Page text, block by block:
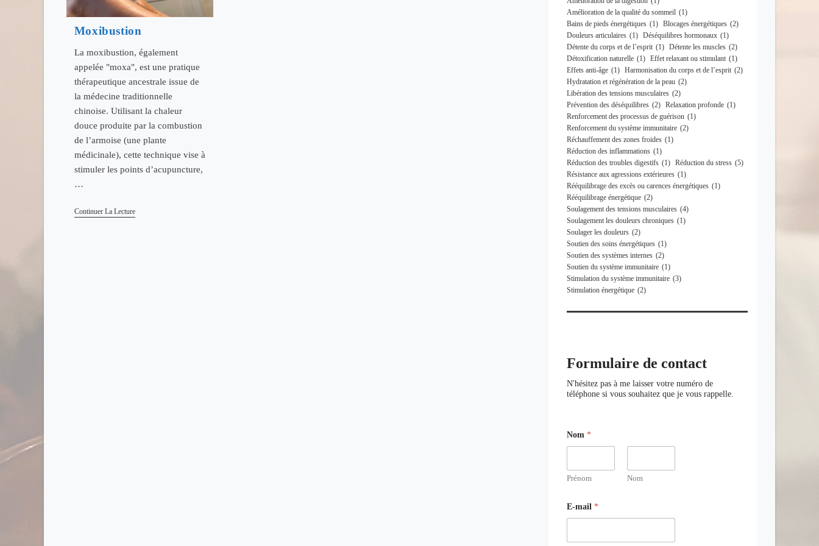
Moxibustion
La moxibustion, également
appelée "moxa", est une pratique
thérapeutique ancestrale issue de
la médecine traditionnelle
chinoise. Utilisant la chaleur
douce produite par la combustion
de l’armoise (une plante
médicinale), cette technique vise à
stimuler les points d’acupuncture,
…
Continuer La LectureMoxibustion
Amélioration de la qualité du sommeil (1)
Bains de pieds énergétiques (1) Blocages énergétiques (2)
Douleurs articulaires (1) Déséquilibres hormonaux (1)
Détente du corps et de l’esprit (1) Détente les muscles (2)
Détoxification naturelle (1) Effet relaxant ou stimulant (1)
Effets anti-âge (1) Harmonisation du corps et de l’esprit (2)
Hydratation et régénération de la peau (2)
Libération des tensions musculaires (2)
Prévention des déséquilibres (2) Relaxation profonde (1)
Renforcement des processus de guérison (1)
Renforcement du système immunitaire (2)
Réchauffement des zones froides (1)
Réduction des inflammations (1)
Réduction des troubles digestifs (1) Réduction du stress (5)
Résistance aux agressions extérieures (1)
Rééquilibrage des excès ou carences énergétiques (1)
Rééquilibrage énergétique (2)
Soulagement des tensions musculaires (4)
Soulagement les douleurs chroniques (1)
Soulager les douleurs (2)
Soutien des soins énergétiques (1)
Soutien des systèmes internes (2)
Soutien du système immunitaire (1)
Stimulation du système immunitaire (3)
Stimulation énergétique (2)
Formulaire de contact
N'hésitez pas à me laisser votre numéro de
téléphone si vous souhaitez que je vous rappelle.
o
m
e
s
g
e
o
e
s
a
g
-
m
i
Nom *
Prénom Nom
E-mail *